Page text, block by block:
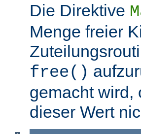
Die Direktive
Menge freier
free()
gemacht wird,
dieser Wert